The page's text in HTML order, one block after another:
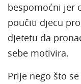
bespomoćni jer
poučiti djecu
djetetu da
sebe motivira.
Prije nego što